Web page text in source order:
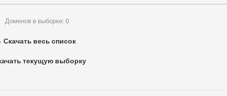
Доменов в выборке: 0
Скачать весь список
текущую выборку